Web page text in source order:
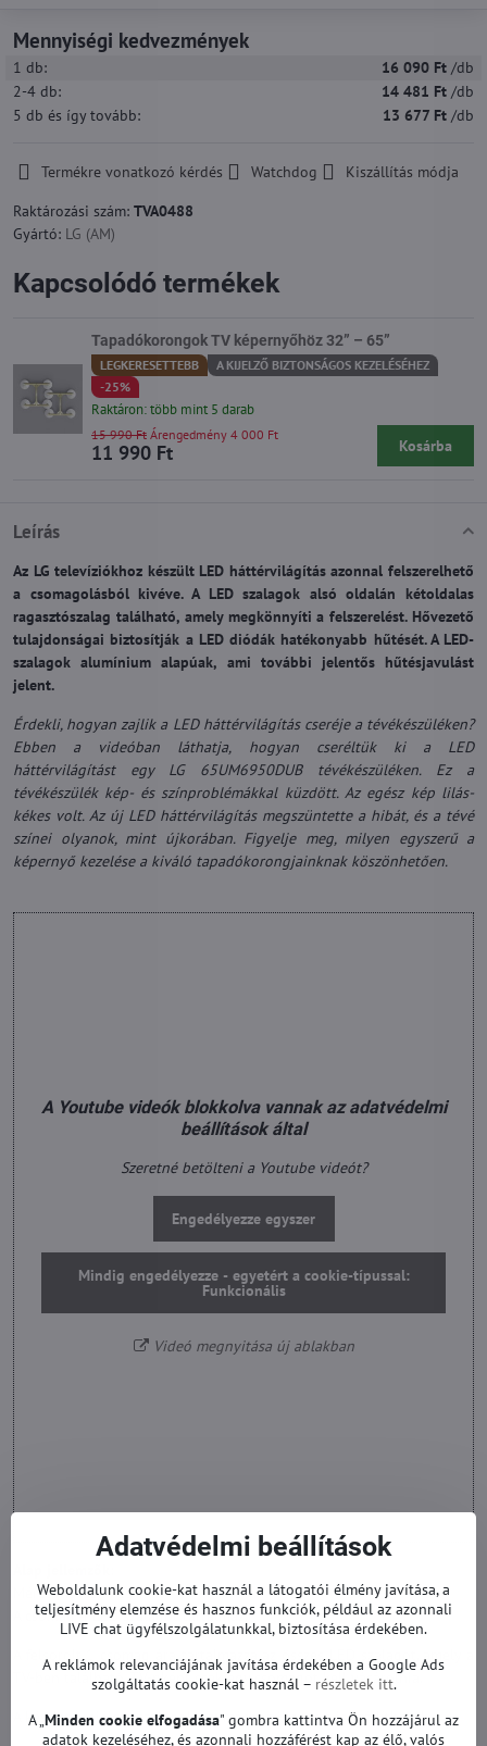
Mennyiségi kedvezmények
1 db: 16 090 Ft /db
2-4 db: 14 481 Ft /db
5 db és így tovább: 13 677 Ft /db
Termékre vonatkozó kérdés Watchdog
Kiszállítás módja
Raktározási szám: TVA0488
Gyártó: LG (AM)
Leírás
Az LG televíziókhoz készült LED háttérvilágítás azonnal felszerelhető
a csomagolásból kivéve. A LED szalagok alsó oldalán kétoldalas
ragasztószalag található, amely megkönnyíti a felszerelést. Hővezető
tulajdonságai biztosítják a LED diódák hatékonyabb hűtését. A LED-
szalagok alumínium alapúak, ami további jelentős hűtésjavulást
jelent.
Érdekli, hogyan zajlik a LED háttérvilágítás cseréje a tévékészüléken?
Ebben a videóban láthatja, hogyan cseréltük ki a LED
háttérvilágítást egy LG 65UM6950DUB tévékészüléken. Ez a
tévékészülék kép- és színproblémákkal küzdött. Az egész kép lilás-
kékes volt. Az új LED háttérvilágítás megszüntette a hibát, és a tévé
színei olyanok, mint újkorában. Figyelje meg, milyen egyszerű a
képernyő kezelése a kiváló tapadókorongjainknak köszönhetően.
A Youtube videók blokkolva vannak az adatvédelmi
beállítások által
Szeretné betölteni a Youtube videót?
Engedélyezze egyszer
Mindig engedélyezze - egyetért a cookie-típussal:
Funkcionális
Videó megnyitása új ablakban
Méret (hossz): 715 mm
A csomag 4 LED szalagot tartalmaz.
A felsorolt 1 csomag ára tartalmazza az összes LED szalagot, amely a
TV-ben található. TV-nként csak egy csomagot kell vásárolnia.
A készlet erejéig a szalagok egymáshoz illesztve is szállíthatók.
Kapcsolódó termékek
Tapadókorongok TV képernyőhöz 32” – 65”
LEGKERESETTEBB
A KIJELZŐ BIZTONSÁGOS KEZELÉSÉHEZ
-25%
Raktáron: több mint 5 darab
11 990 Ft
15 990 Ft Árengedmény 4 000 Ft
Kosárba
Adatvédelmi beállítások
Weboldalunk cookie-kat használ a látogatói élmény javítása, a
teljesítmény elemzése és hasznos funkciók, például az azonnali
LIVE chat ügyfélszolgálatunkkal, biztosítása érdekében.
A reklámok relevanciájának javítása érdekében a Google Ads
szolgáltatás cookie-kat használ – részletek itt.
A „ Minden cookie elfogadása" gombra kattintva Ön hozzájárul az
adatok kezeléséhez, és azonnali hozzáférést kap az élő, valós